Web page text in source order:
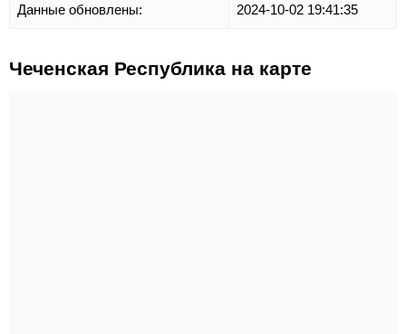
Данные обновлены: 2024-10-02 19:41:35
Чеченская Республика на карте